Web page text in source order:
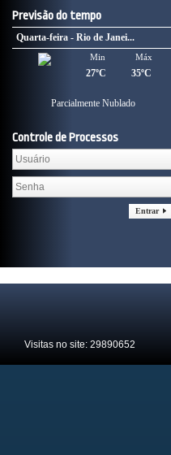
Previsão do tempo
Quarta-feira - Rio de Janei...
Máx
35ºC
Min
27ºC
Parcialmente Nublado
Controle de Processos
Entrar
Visitas no site: 29890652